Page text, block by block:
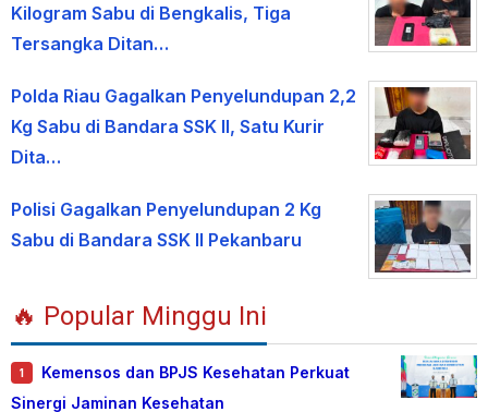
Kilogram Sabu di Bengkalis, Tiga
Tersangka Ditan…
Polda Riau Gagalkan Penyelundupan 2,2
Kg Sabu di Bandara SSK II, Satu Kurir
Dita…
Polisi Gagalkan Penyelundupan 2 Kg
Sabu di Bandara SSK II Pekanbaru
🔥 Popular Minggu Ini
1
Kemensos dan BPJS Kesehatan Perkuat
Sinergi Jaminan Kesehatan